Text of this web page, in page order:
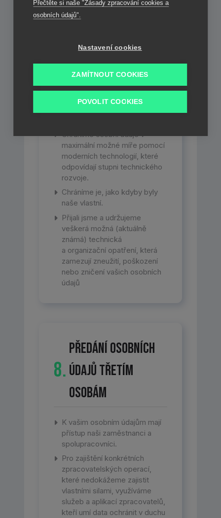
7.
Zabezpečení
a ochrana osobních
údajů
Chráníme osobní údaje v
maximální možné míře pomocí
moderních technologií, které
odpovídají stupni technického
rozvoje.
Chráníme je, jako kdyby byly
naše vlastní.
Přijali jsme a udržujeme
veškerá možná (aktuálně
známá) technická
a organizační opatření, která
zamezují zneužití, poškození
nebo zničení vašich osobních
údajů
8.
Předání osobních
údajů třetím
osobám
K vašim osobním údajům mají
přístup naši zaměstnanci a
spolupracovníci.
Pro zajištění konkrétních
zpracovatelských operací,
které nedokážeme zajistit
vlastními silami, využíváme
služeb a aplikací zpracovatelů,
kteří umí data ochránit v duchu
Přečtěte si naše "Zásady zpracování cookies a
osobních údajů".
Nastavení cookies
ZAMÍTNOUT COOKIES
POVOLIT COOKIES